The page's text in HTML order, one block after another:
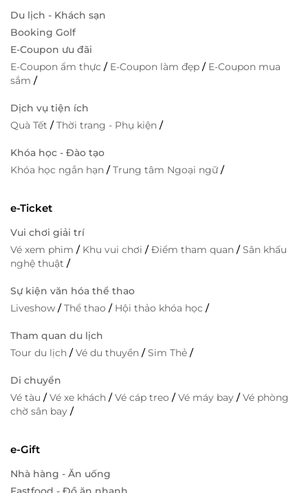
Du lịch - Khách sạn
Booking Golf
E-Coupon ưu đãi
E-Coupon ẩm thực / E-Coupon làm đẹp / E-Coupon mua
sắm /
Dịch vụ tiện ích
Quà Tết /Thời trang - Phụ kiện /
Khóa học - Đào tạo
Khóa học ngắn hạn /Trung tâm Ngoại ngữ/
e-Ticket
Vui chơi giải trí
Vé xem phim / Khu vui chơi /Điểm tham quan /Sân khấu
nghệ thuật /
Sự kiện văn hóa thể thao
Liveshow /Thể thao / Hội thảo khóa học /
Tham quan du lịch
Tour du lịch /Vé du thuyền /Sim Thẻ /
Di chuyển
Vé tàu /Vé xe khách /Vé cáp treo /Vé máy bay /Vé phòng
chờ sân bay /
e-Gift
Nhà hàng - Ăn uống